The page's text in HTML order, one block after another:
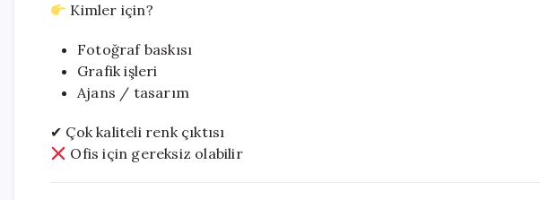
Kimler için?
Fotoğraf baskısı
Grafik işleri
Ajans / tasarım
✔ Çok kaliteli renk çıktısı
Ofis için gereksiz olabilir